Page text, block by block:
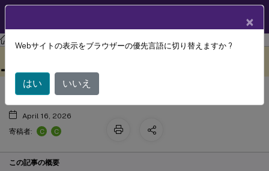
Citrix Endpoint Management
アプリインベントリデバイスポリシ
ー
April 16, 2026
寄稿者:
C C
この記事の概要
×
Webサイトの表示をブラウザーの優先言語に切り替えますか ?
はい いいえ